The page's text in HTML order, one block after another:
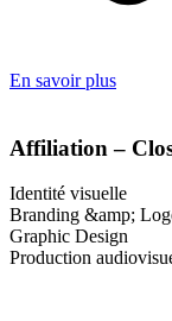
En savoir plus
Affiliation –
Identité visuelle
Branding &amp;
Graphic Design
Production